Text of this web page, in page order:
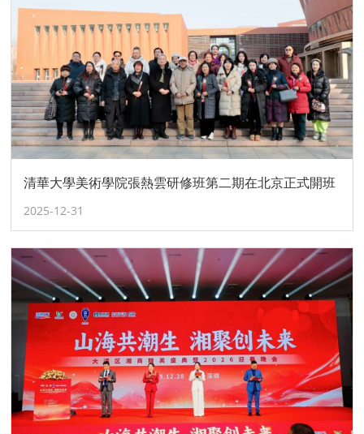
清華大學美術學院張熱雲研修班第二期在北京正式開班
2025-12-31